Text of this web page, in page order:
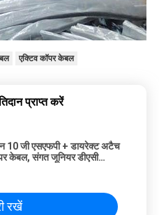
एक्टिव कॉपर केबल
प्राप्त करें
10 जी एसएफपी + डायरेक्ट अटैच
केबल, संगत जूनियर डीएसी
रखें